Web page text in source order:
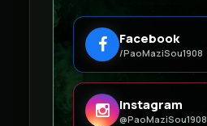
Facebook
/PaoMaziSou1908
Instagram
@PaoMaziSou1908